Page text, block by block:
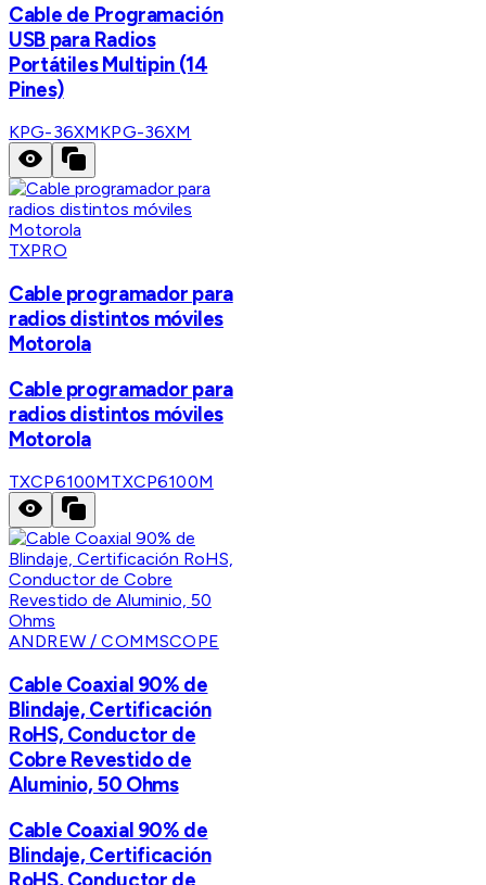
Cable de Programación
USB para Radios
Portátiles Multipin (14
Pines)
KPG-36XMKPG-36XM
TXPRO
Cable programador para
radios distintos móviles
Motorola
Cable programador para
radios distintos móviles
Motorola
TXCP6100MTXCP6100M
ANDREW / COMMSCOPE
Cable Coaxial 90% de
Blindaje, Certificación
RoHS, Conductor de
Cobre Revestido de
Aluminio, 50 Ohms
Cable Coaxial 90% de
Blindaje, Certificación